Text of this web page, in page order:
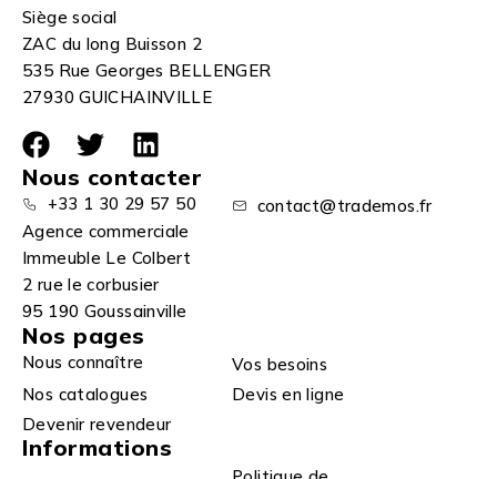
Siège social
ZAC du long Buisson 2
535 Rue Georges BELLENGER
27930 GUICHAINVILLE
Nous contacter
+33 1 30 29 57 50
contact@trademos.fr
Agence commerciale
Immeuble Le Colbert
2 rue le corbusier
95 190 Goussainville
Nos pages
Nous connaître
Vos besoins
Nos catalogues
Devis en ligne
Devenir revendeur
Informations